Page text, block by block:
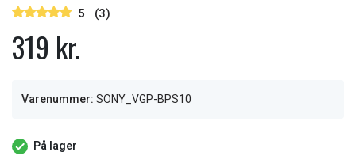
5 (3)
319 kr.
Varenummer: SONY_VGP-BPS10
På lager